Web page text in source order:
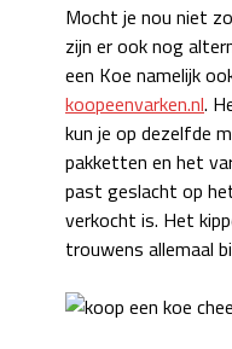
Mocht je nou niet
zijn er ook nog
een Koe namelijk
koopeenvarken.nl.
kun je op dezelfde
pakketten en het
past geslacht op
verkocht is. Het
trouwens allemaal